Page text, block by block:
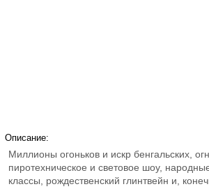
Описание:
Миллионы огоньков и искр бенгальских,
пиротехническое и световое шоу,
классы, рождественский глинтвейн и,